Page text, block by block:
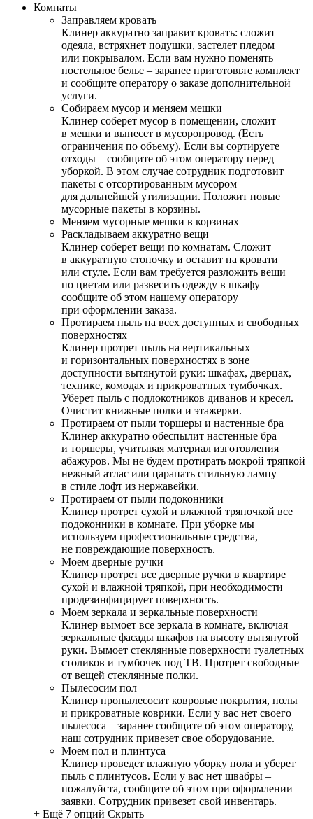
Комнаты
Заправляем кровать
Клинер аккуратно заправит кровать: сложит
одеяла, встряхнет подушки, застелет пледом
или покрывалом. Если вам нужно поменять
постельное белье – заранее приготовьте комплект
и сообщите оператору о заказе дополнительной
услуги.
Собираем мусор и меняем мешки
Клинер соберет мусор в помещении, сложит
в мешки и вынесет в мусоропровод. (Есть
ограничения по объему). Если вы сортируете
отходы – сообщите об этом оператору перед
уборкой. В этом случае сотрудник подготовит
пакеты с отсортированным мусором
для дальнейшей утилизации. Положит новые
мусорные пакеты в корзины.
Меняем мусорные мешки в корзинах
Раскладываем аккуратно вещи
Клинер соберет вещи по комнатам. Сложит
в аккуратную стопочку и оставит на кровати
или стуле. Если вам требуется разложить вещи
по цветам или развесить одежду в шкафу –
сообщите об этом нашему оператору
при оформлении заказа.
Протираем пыль на всех доступных и свободных
поверхностях
Клинер протрет пыль на вертикальных
и горизонтальных поверхностях в зоне
доступности вытянутой руки: шкафах, дверцах,
технике, комодах и прикроватных тумбочках.
Уберет пыль с подлокотников диванов и кресел.
Очистит книжные полки и этажерки.
Протираем от пыли торшеры и настенные бра
Клинер аккуратно обеспылит настенные бра
и торшеры, учитывая материал изготовления
абажуров. Мы не будем протирать мокрой тряпкой
нежный атлас или царапать стильную лампу
в стиле лофт из нержавейки.
Протираем от пыли подоконники
Клинер протрет сухой и влажной тряпочкой все
подоконники в комнате. При уборке мы
используем профессиональные средства,
не повреждающие поверхность.
Моем дверные ручки
Клинер протрет все дверные ручки в квартире
сухой и влажной тряпкой, при необходимости
продезинфицирует поверхность.
Моем зеркала и зеркальные поверхности
Клинер вымоет все зеркала в комнате, включая
зеркальные фасады шкафов на высоту вытянутой
руки. Вымоет стеклянные поверхности туалетных
столиков и тумбочек под ТВ. Протрет свободные
от вещей стеклянные полки.
Пылесосим пол
Клинер пропылесосит ковровые покрытия, полы
и прикроватные коврики. Если у вас нет своего
пылесоса – заранее сообщите об этом оператору,
наш сотрудник привезет свое оборудование.
Моем пол и плинтуса
Клинер проведет влажную уборку пола и уберет
пыль с плинтусов. Если у вас нет швабры –
пожалуйста, сообщите об этом при оформлении
заявки. Сотрудник привезет свой инвентарь.
+ Ещё 7 опций Скрыть